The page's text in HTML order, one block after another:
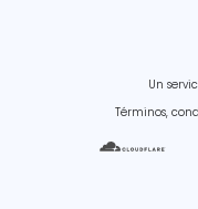
Un
Términos,